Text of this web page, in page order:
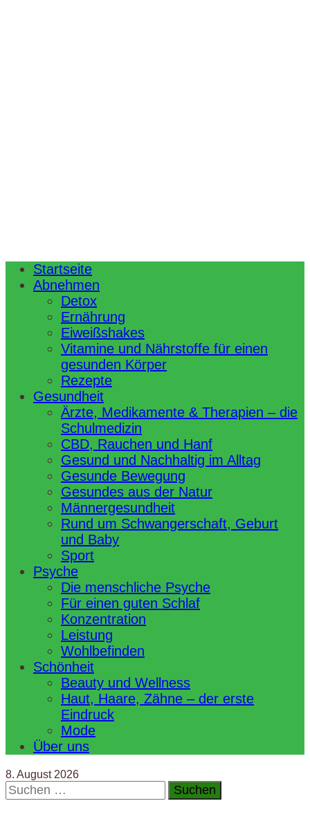
Startseite
Abnehmen
Detox
Ernährung
Eiweißshakes
Vitamine und Nährstoffe für einen
gesunden Körper
Rezepte
Gesundheit
Ärzte, Medikamente & Therapien – die
Schulmedizin
CBD, Rauchen und Hanf
Gesund und Nachhaltig im Alltag
Gesunde Bewegung
Gesundes aus der Natur
Männergesundheit
Rund um Schwangerschaft, Geburt
und Baby
Sport
Psyche
Die menschliche Psyche
Für einen guten Schlaf
Konzentration
Leistung
Wohlbefinden
Schönheit
Beauty und Wellness
Haut, Haare, Zähne – der erste
Eindruck
Mode
Über uns
8. August 2026
Suchen
nach: